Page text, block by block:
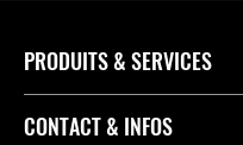
PRODUITS & SERVICES
Accessoires & Pièces
CONTACT & INFOS